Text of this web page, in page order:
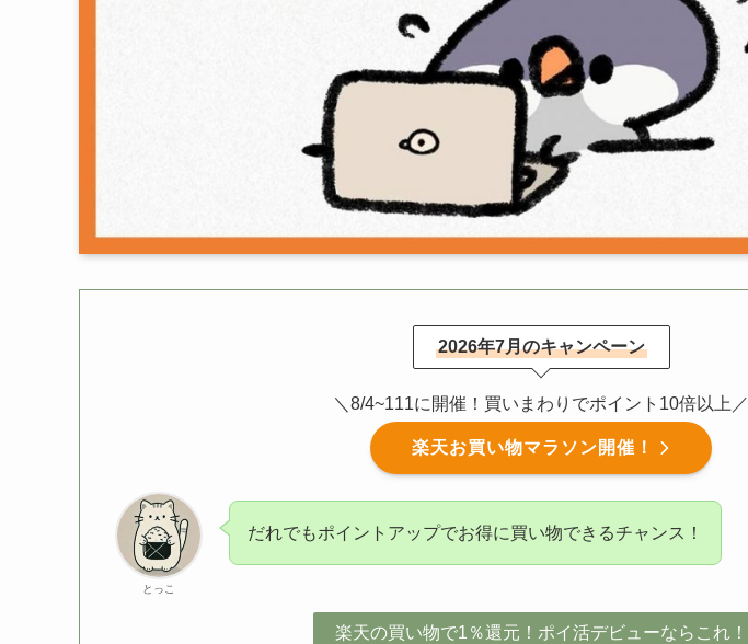
2026年7月のキャンペーン
＼8/4~111に開催！買いまわりでポイント10倍以上／
楽天お買い物マラソン開催！
とっこ
だれでもポイントアップでお得に買い物できるチャンス！
楽天の買い物で1％還元！ポイ活デビューならこれ！